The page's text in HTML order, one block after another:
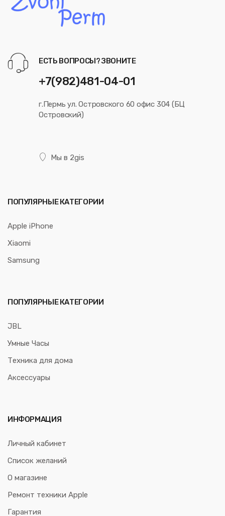
ЕСТЬ ВОПРОСЫ? ЗВОНИТЕ
+7(982)481-04-01
г.Пермь ул. Островского 60 офис 304 (БЦ
Островский)
Мы в 2gis
ПОПУЛЯРНЫЕ КАТЕГОРИИ
Apple iPhone
Xiaomi
Samsung
ПОПУЛЯРНЫЕ КАТЕГОРИИ
JBL
Умные Часы
Техника для дома
Аксессуары
ИНФОРМАЦИЯ
Личный кабинет
Список желаний
О магазине
Ремонт техники Apple
Гарантия